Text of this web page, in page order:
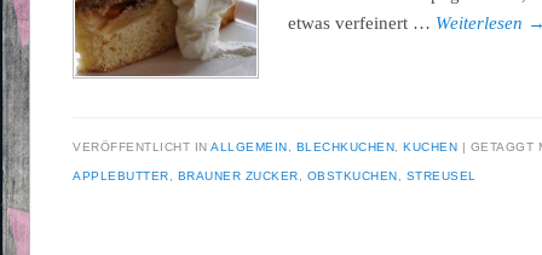
etwas verfeinert … Weiterlesen
VERÖFFENTLICHT INALLGEMEIN BLECHKUCHEN ,KUCHEN GETAGGT
APPLEBUTTER BRAUNER ZUCKER OBSTKUCHEN STREUSEL